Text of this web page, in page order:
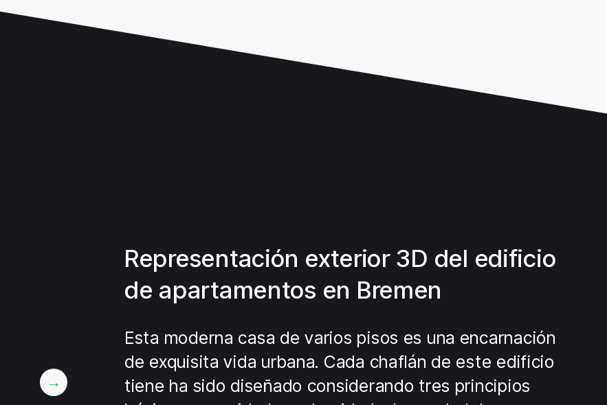
Representación exterior 3D del edificio
de apartamentos en Bremen
Esta moderna casa de varios pisos es una encarnación
de exquisita vida urbana. Cada chaflán de este edificio
tiene ha sido diseñado considerando tres principios